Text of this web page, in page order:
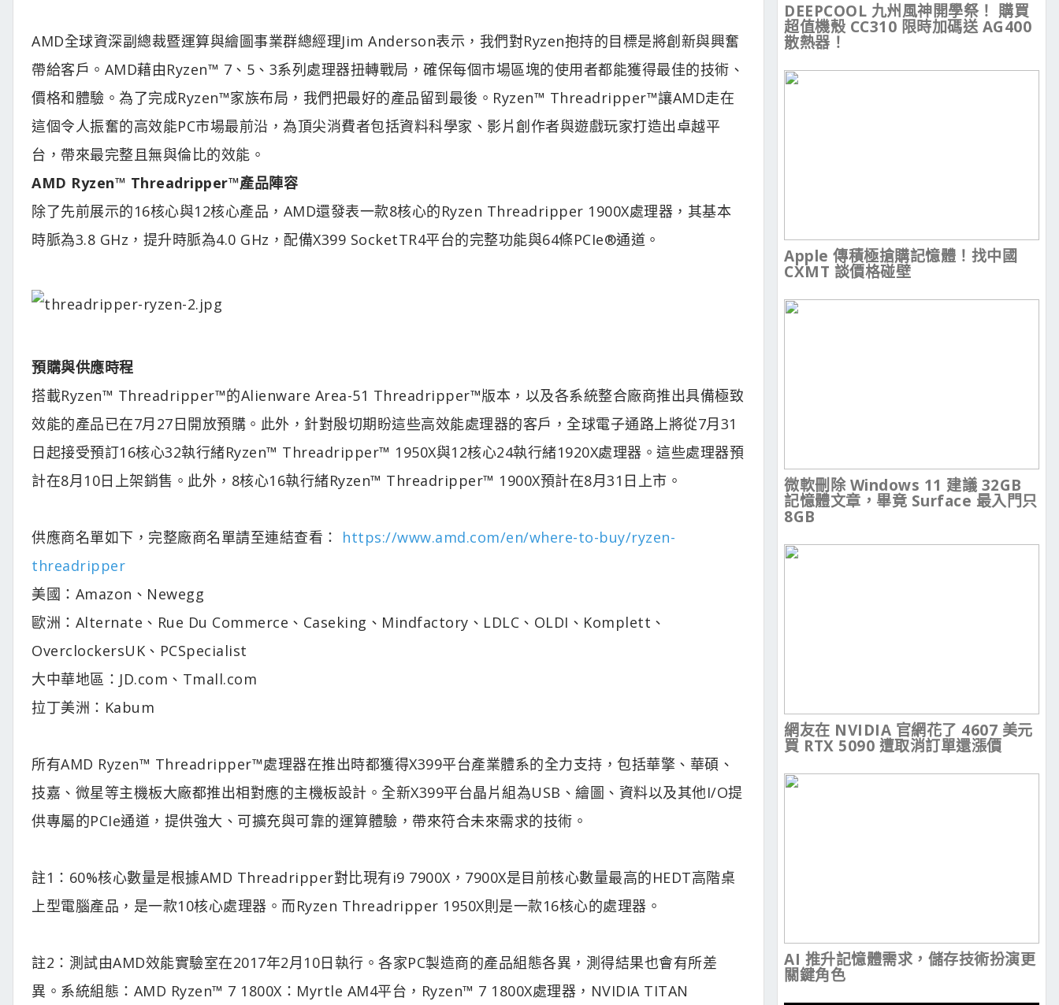
AMD全球資深副總裁暨運算與繪圖事業群總經理Jim Anderson表示，我們對Ryzen抱持的目標是將創新與興奮
帶給客戶。AMD藉由Ryzen™ 7、5、3系列處理器扭轉戰局，確保每個市場區塊的使用者都能獲得最佳的技術、
價格和體驗。為了完成Ryzen™家族布局，我們把最好的產品留到最後。Ryzen™ Threadripper™讓AMD走在
這個令人振奮的高效能PC市場最前沿，為頂尖消費者包括資料科學家、影片創作者與遊戲玩家打造出卓越平
台，帶來最完整且無與倫比的效能。
AMD Ryzen™ Threadripper™產品陣容
除了先前展示的16核心與12核心產品，AMD還發表一款8核心的Ryzen Threadripper 1900X處理器，其基本
時脈為3.8 GHz，提升時脈為4.0 GHz，配備X399 SocketTR4平台的完整功能與64條PCIe®通道。
預購與供應時程
搭載Ryzen™ Threadripper™的Alienware Area-51 Threadripper™版本，以及各系統整合廠商推出具備極致
效能的產品已在7月27日開放預購。此外，針對殷切期盼這些高效能處理器的客戶，全球電子通路上將從7月31
日起接受預訂16核心32執行緒Ryzen™ Threadripper™ 1950X與12核心24執行緒1920X處理器。這些處理器預
計在8月10日上架銷售。此外，8核心16執行緒Ryzen™ Threadripper™ 1900X預計在8月31日上市。
供應商名單如下，完整廠商名單請至連結查看： https://www.amd.com/en/where-to-buy/ryzen-
threadripper
美國：Amazon、Newegg
歐洲：Alternate、Rue Du Commerce、Caseking、Mindfactory、LDLC、OLDI、Komplett、
OverclockersUK、PCSpecialist
大中華地區：JD.com、Tmall.com
拉丁美洲：Kabum
所有AMD Ryzen™ Threadripper™處理器在推出時都獲得X399平台產業體系的全力支持，包括華擎、華碩、
技嘉、微星等主機板大廠都推出相對應的主機板設計。全新X399平台晶片組為USB、繪圖、資料以及其他I/O提
供專屬的PCIe通道，提供強大、可擴充與可靠的運算體驗，帶來符合未來需求的技術。
註1：60%核心數量是根據AMD Threadripper對比現有i9 7900X，7900X是目前核心數量最高的HEDT高階桌
上型電腦產品，是一款10核心處理器。而Ryzen Threadripper 1950X則是一款16核心的處理器。
註2：測試由AMD效能實驗室在2017年2月10日執行。各家PC製造商的產品組態各異，測得結果也會有所差
異。系統組態：AMD Ryzen™ 7 1800X：Myrtle AM4平台，Ryzen™ 7 1800X處理器，NVIDIA TITAN
DEEPCOOL 九州風神開學祭！ 購買
超值機殼 CC310 限時加碼送 AG400
散熱器！
Apple 傳積極搶購記憶體！找中國
CXMT 談價格碰壁
微軟刪除 Windows 11 建議 32GB
記憶體文章，畢竟 Surface 最入門只
8GB
網友在 NVIDIA 官網花了 4607 美元
買 RTX 5090 遭取消訂單還漲價
AI 推升記憶體需求，儲存技術扮演更
關鍵角色